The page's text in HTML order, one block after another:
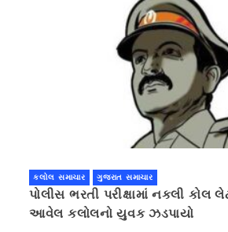
કલોલ સમાચાર ગુજરાત સમાચાર
પોલીસ ભરતી પરીક્ષામાં નકલી કોલ
આવેલ કલોલનો યુવક ઝડપાયો